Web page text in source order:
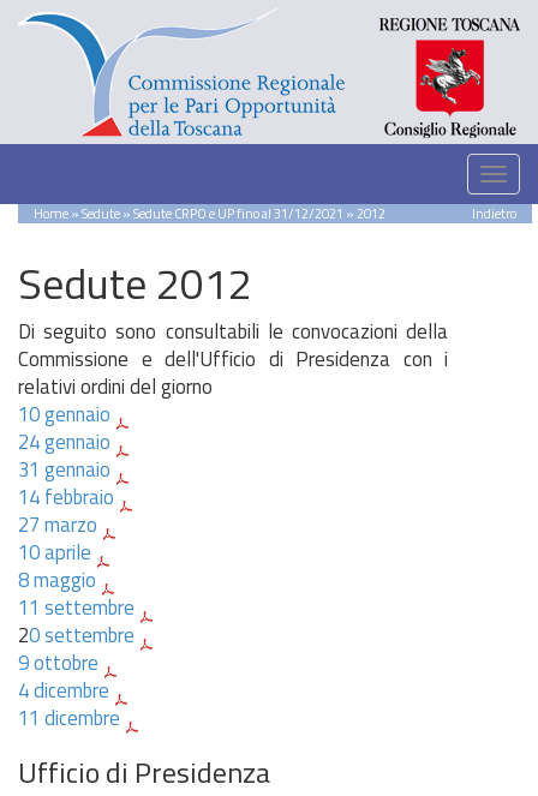
Home»Sedute»Sedute CRPO e UP fino al 31/12/2021 » 2012 Indietro
Sedute 2012
Di seguito sono consultabili le convocazioni della
Commissione e dell'Ufficio di Presidenza con i
relativi ordini del giorno
10 gennaio
24 gennaio
31 gennaio
14 febbraio
27 marzo
10 aprile
8 maggio
11 settembre
20 settembre
9 ottobre
4 dicembre
11 dicembre
Ufficio di Presidenza